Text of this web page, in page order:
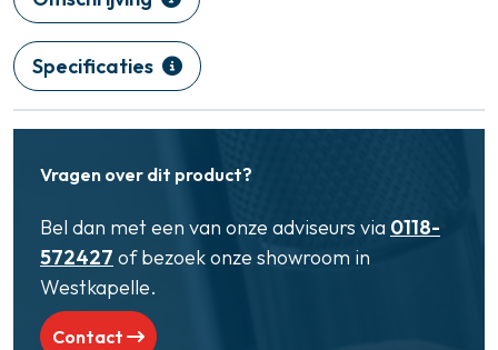
Specificaties
Vragen over dit product?
Bel dan met een van onze adviseurs via 0118-
572427 of bezoek onze showroom in
Westkapelle.
Contact